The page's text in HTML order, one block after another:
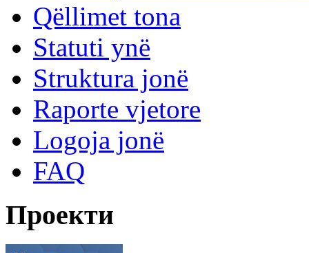
Qëllimet tona
Statuti ynë
Struktura jonë
Raporte vjetore
Logoja jonë
FAQ
Проекти